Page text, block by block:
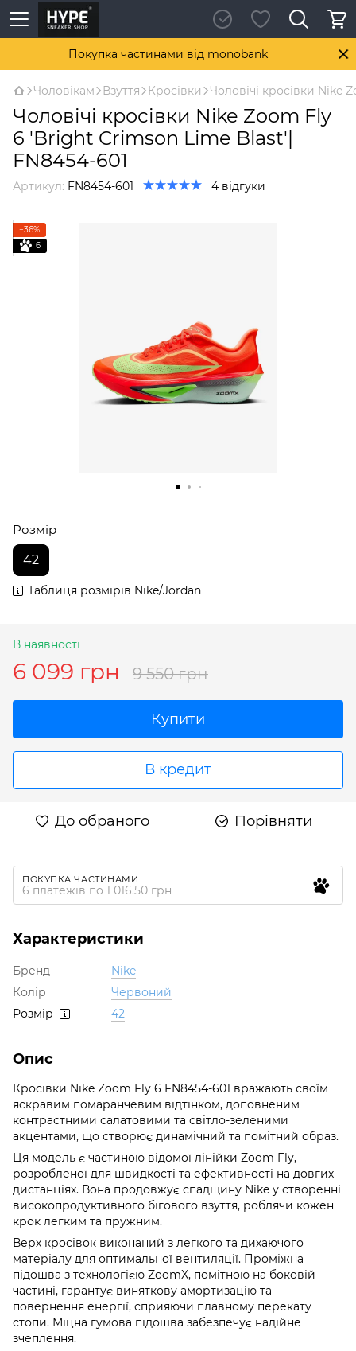
Покупка частинами від monobank
Чоловікам Взуття Кросівки Чоловічі кросівки
Чоловічі кросівки Nike Zoom Fly
6 'Bright Crimson Lime Blast'|
FN8454-601
Артикул: FN8454-601 4 відгуки
−36%
6
Розмір
42
Таблиця розмірів Nike/Jordan
В наявності
6 099 грн 9 550 грн
Купити
В кредит
До обраного Порівняти
ПОКУПКА ЧАСТИНАМИ
6 платежів по 1 016.50 грн
Характеристики
Бренд
Nike
Колір
Червоний
Розмір
42
Опис
Кросівки Nike Zoom Fly 6 FN8454-601 вражають своїм
яскравим помаранчевим відтінком, доповненим
контрастними салатовими та світло-зеленими
акцентами, що створює динамічний та помітний образ.
Ця модель є частиною відомої лінійки Zoom Fly,
розробленої для швидкості та ефективності на довгих
дистанціях. Вона продовжує спадщину Nike у створенні
високопродуктивного бігового взуття, роблячи кожен
крок легким та пружним.
Верх кросівок виконаний з легкого та дихаючого
матеріалу для оптимальної вентиляції. Проміжна
підошва з технологією ZoomX, помітною на боковій
частині, гарантує виняткову амортизацію та
повернення енергії, сприяючи плавному перекату
стопи. Міцна гумова підошва забезпечує надійне
зчеплення.